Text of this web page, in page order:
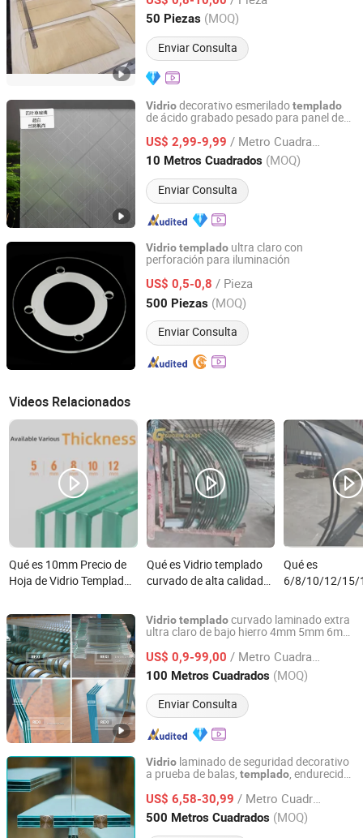
cuadrada de vidrio
ventana de visión
50 Piezas (MOQ)
Enviar Consulta
Shandong, China Desde 2026
Vidriodecorativo esmeriladotemplado
de ácido grabado pesado para panel de
US$ 2,99-9,99 / Metro Cuadrado
10 Metros Cuadrados (MOQ)
Enviar Consulta
Tengzhou Lucky Clover Glass Product Co., Ltd.
Desde 2026
Vidriotemplado ultra claro con
perforación para iluminación
US$ 0,5-0,8 / Pieza
500 Piezas (MOQ)
Enviar Consulta
Ningbo Easting Tech Co., Ltd.
Zhejiang, China Desde 2021
Videos Relacionados
Qué es 10mm Precio de
Hoja de Vidrio Templado
Vitrinas, Balcones,
Ventanas, Barandillas de
Balcón
Qué es Vidrio templado
curvado de alta calidad
ventanas personalizados
Qué es
6/8/10/12/15/
Decorativo
Ventanas de
Seguridad,
Ultra Claro de
Vidriotempladocurvado laminado extra
ultra claro de bajo hierro 4mm 5mm 6mm
US$ 0,9-99,00 / Metro Cuadrado
100 Metros Cuadrados (MOQ)
Enviar Consulta
QINGDAO REXI INDUSTRIES CO., LTD.
Shandong, China Desde 2006
Vidrio laminado de seguridad decorativo
a prueba de balas, templado, endurecido,
US$ 6,58-30,99 / Metro Cuadrado
500 Metros Cuadrados (MOQ)
China Excellent Glass (Qingdao) Co., Ltd.
Shandong, China Desde 2018